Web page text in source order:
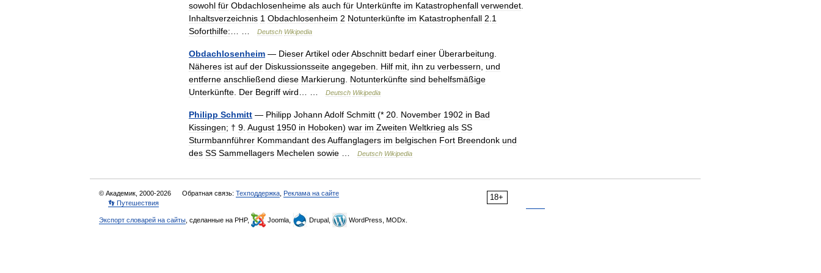
sowohl für Obdachlosenheime als auch für Unterkünfte im Katastrophenfall verwendet
Inhaltsverzeichnis 1 Obdachlosenheim 2 Notunterkünfte im Katastrophenfall 2 1
Soforthilfe:
Deutsch Wikipedia
Obdachlosenheim — DieserArtikel oderAbschnitt bedarf einer Überarbeitung
Näheres ist auf der Diskussionsseite angegeben Hilf mit ihn zu verbessern und
entferne anschließend diese Markierung Notunterkünfte sind behelfsmäßige
Unterkünfte Der Begriff wird Deutsch Wikipedia
Philipp Schmitt — Philipp Johann Adolf Schmitt (* 20 November 1902 in Bad
Kissingen; † 9 August 1950 in Hoboken) war im Zweiten Weltkrieg als SS
Sturmbannführer Kommandant desAuffanglagers im belgischen Fort Breendonk und
des SS Sammellagers Mechelen sowie Deutsch Wikipedia
18+
© Академик, 2000-2026 Обратная связь: Техподдержка Реклама на сайте
👣 Путешествия
Экспорт словарей на сайты , сделанные на PHP, Joomla, Drupal, WordPress, MODx.